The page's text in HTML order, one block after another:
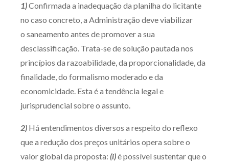
Capacitação
Zênite Online
Zênite in Company
Diferenciais
Receba por RSS
1)Confirmada a inadequação da planilha do licitante
no caso concreto, a Administração deve viabilizar
o saneamento antes de promover a sua
desclassificação. Trata-se de solução pautada nos
princípios da razoabilidade, da proporcionalidade, da
finalidade, do formalismo moderado e da
economicidade. Esta é a tendência legal e
jurisprudencial sobre o assunto.
2) Há entendimentos diversos a respeito do reflexo
que a redução dos preços unitários opera sobre o
valor global da proposta: (i)é possível sustentar que o